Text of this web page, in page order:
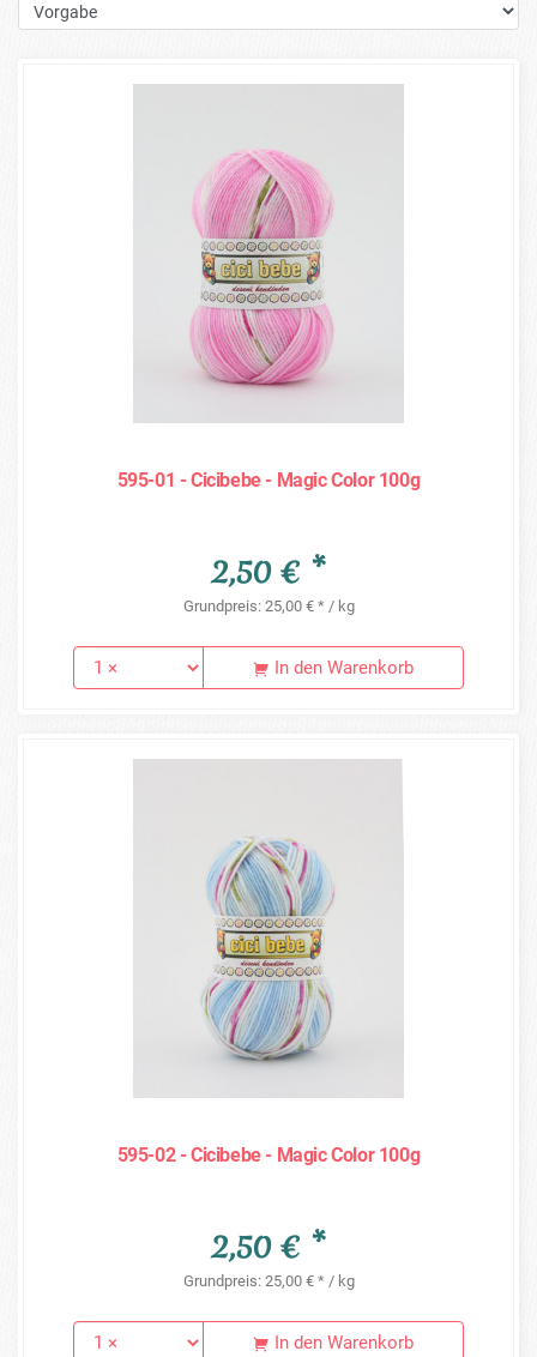
595-01 - Cicibebe - Magic Color 100g
2,50 € *
Grundpreis: 25,00 € * / kg
In den Warenkorb
595-02 - Cicibebe - Magic Color 100g
2,50 € *
Grundpreis: 25,00 € * / kg
In den Warenkorb